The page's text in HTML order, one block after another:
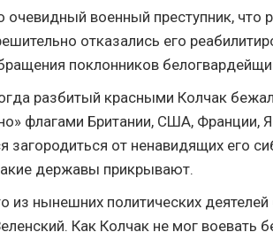
очевидный военный преступник, что
отказались его
поклонников
разбитый красными Колчак бежал
флагами Британии, США, Франции,
загородиться от ненавидящих его
державы прикрывают.
из нынешних политических
Как Колчак не мог воевать